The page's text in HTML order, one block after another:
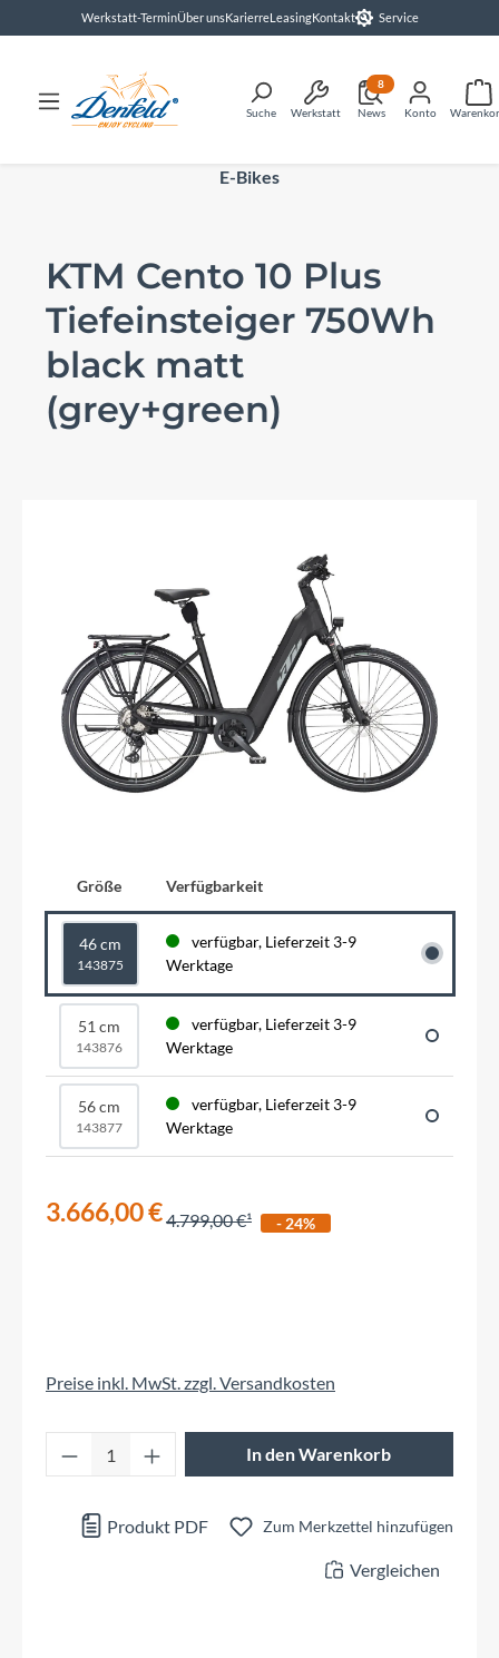
springenWerkstatt-TerminÜber unsKarierreLeasingKontakt Service
Suche Werkstatt News
8
Konto
E-Bikes
KTM Cento 10 Plus
Tiefeinsteiger 750Wh
black matt
(grey+green)
Größe Verfügbarkeit
46 cm
143875
verfügbar, Lieferzeit 3-9
Werktage
51 cm
143876
verfügbar, Lieferzeit 3-9
Werktage
56 cm
143877
verfügbar, Lieferzeit 3-9
Werktage
3.666,00 €4.799,00 € - 24%
Preise inkl. MwSt. zzgl. Versandkosten
Produkt Anzahl: Gib den gewünschten
In den Warenkorb
Produkt PDF Zum Merkzettel hinzufügen
Vergleichen